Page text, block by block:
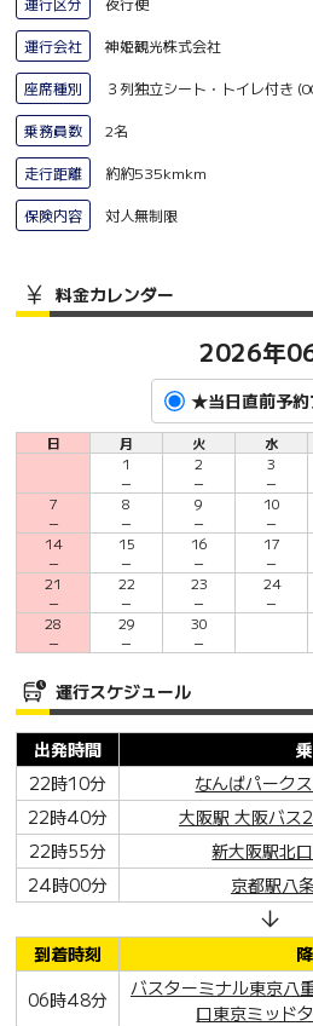
運行会社 神姫観光株式会社
座席種別 ３列独立シート・トイレ付き
乗務員数 2名
走行距離 約約535kmkm
保険内容 対人無制限
料金カレンダー
2026年
★当日直前予
日 月 火 水
1
－
2
－
3
－
7
－
8
－
9
－
10
－
14
－
15
－
16
－
17
－
21
－
22
－
23
－
24
－
28
－
29
－
30
－
運行スケジュール
出発時間
22時10分
なんばパーク
22時40分
大阪駅 大阪バス
22時55分
新大阪駅北
24時00分
京都駅八
到着時刻
06時48分
バスターミナル東京八
口東京ミッド